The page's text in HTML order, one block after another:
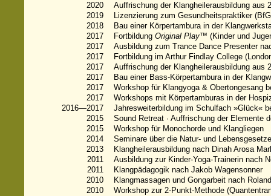
2020
Auffrischung der Klangheilerausbildung aus
2019
Lizenzierung zum Gesundheitspraktiker
2018
Bau einer Körpertambura in der
2017
Fortbildung Original Play™ (Kinder und
2017
Ausbildung zum Trance Dance Presenter
2017
Fortbildung im Arthur Findlay College
2017
Auffrischung der Klangheilerausbildung aus
2017
Bau einer Bass-Körpertambura in der
2017
Workshop für Klangyoga & Obertongesang
2017
Workshops mit Körpertamburas in der
2016—2017
Jahresweiterbildung im Schulfach »Glück«
2015
Sound Retreat · Auffrischung der Elemente
2015
Workshop für Monochorde und Klangliegen
2014
Seminare über die Natur- und
2013
Klangheilerausbildung nach Dinah Arosa
2011
Ausbildung zur Kinder-Yoga-Trainerin nach
2011
Klangpädagogik nach Jakob Wagensonner
2010
Klangmassagen und Gongarbeit nach
2010
Workshop zur 2-Punkt-Methode